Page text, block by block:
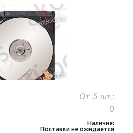
От 5 шт.:
0
Наличие:
Поставки не ожидается